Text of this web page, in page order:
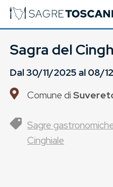
Sagra del
Dal30/11/2025 al08/
Comune di
Sagre
Cinghiale